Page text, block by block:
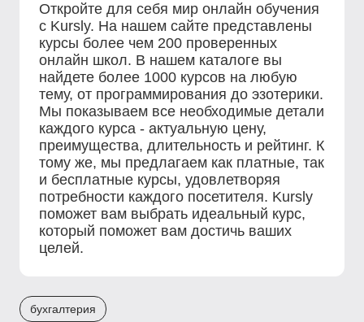
Откройте для себя мир онлайн обучения
с Kursly. На нашем сайте представлены
курсы более чем 200 проверенных
онлайн школ. В нашем каталоге вы
найдете более 1000 курсов на любую
тему, от программирования до эзотерики.
Мы показываем все необходимые детали
каждого курса - актуальную цену,
преимущества, длительность и рейтинг. К
тому же, мы предлагаем как платные, так
и бесплатные курсы, удовлетворяя
потребности каждого посетителя. Kursly
поможет вам выбрать идеальный курс,
который поможет вам достичь ваших
целей.
бухгалтерия